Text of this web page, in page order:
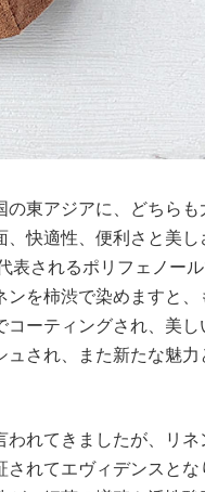
東アジアに、どちら
快適性、便利さと美し
表されるポリフェノー
を柿渋で染めますと、
ーティングされ、美
され、また新たな魅
れてきましたが、リ
れてエヴィデンスと